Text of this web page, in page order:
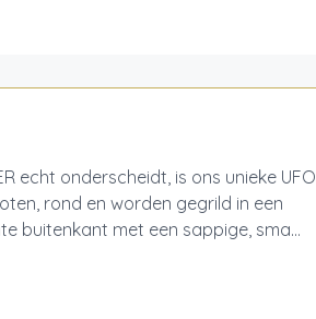
echt onderscheidt, is ons unieke UFO
rond en worden gegrild in een
buitenkant met een sappige, sma...